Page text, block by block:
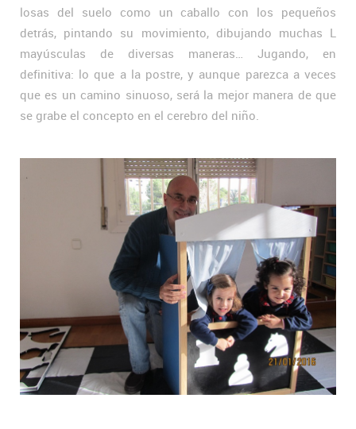
losas del suelo como un caballo con los pequeños
detrás, pintando su movimiento, dibujando muchas L
mayúsculas de diversas maneras… Jugando, en
definitiva: lo que a la postre, y aunque parezca a veces
que es un camino sinuoso, será la mejor manera de que
se grabe el concepto en el cerebro del niño.